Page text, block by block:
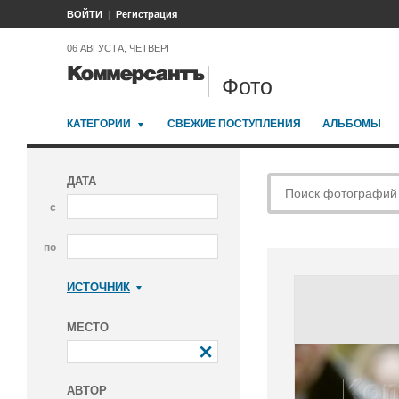
ВОЙТИ Регистрация
06 АВГУСТА, ЧЕТВЕРГ
Фото
КАТЕГОРИИ СВЕЖИЕ ПОСТУПЛЕНИЯ АЛЬБОМЫ
ДАТА
с
по
ИСТОЧНИК
МЕСТО
АВТОР